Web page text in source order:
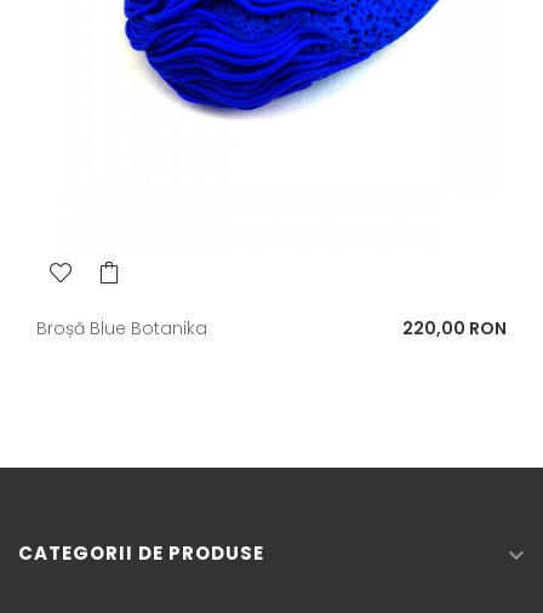
Broșă Blue Botanika Pret
220,00 RON
CATEGORII DE PRODUSE 